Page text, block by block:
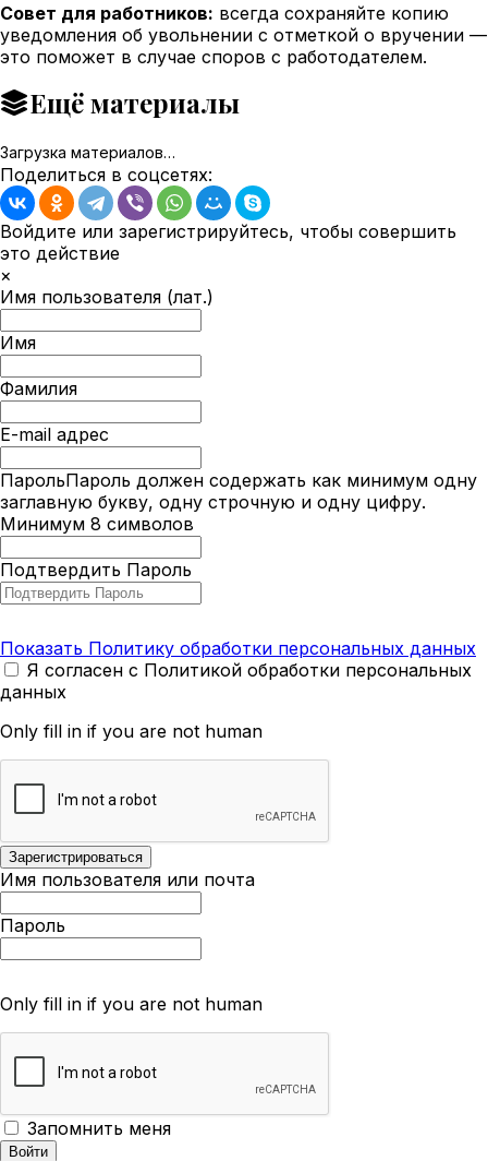
Совет для работников: всегда сохраняйте копию
уведомления об увольнении с отметкой о вручении —
это поможет в случае споров с работодателем.
Ещё материалы
Загрузка материалов…
Поделиться в соцсетях:
Войдите или зарегистрируйтесь, чтобы совершить
это действие
×
Имя пользователя (лат.)
Имя
Фамилия
E-mail адрес
ПарольПароль должен содержать как минимум одну
заглавную букву, одну строчную и одну цифру.
Минимум 8 символов
Подтвердить Пароль
Показать Политику обработки персональных данных
Я согласен с Политикой обработки персональных
данных
Only fill in if you are not human
Имя пользователя или почта
Пароль
Only fill in if you are not human
Запомнить меня